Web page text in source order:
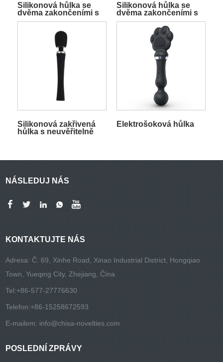
Silikonová hůlka se
dvěma zakončeními s
funkcí sání a vibrací
Silikonová hůlka se
dvěma zakončeními s
funkcí sání a vibrací
Růžově červená
Silikonová zakřivená
hůlka s neuvěřitelně
Elektrošoková hůlka
NÁSLEDUJ NÁS
KONTAKTUJTE NÁS
Adresa: Č. 69, Xinhe Road, Xinao Industrial District, Hongqiao
Town, Yueqing City, Zhejiang, Čína
Tel:+86-577-27776630
Telefon:+86-15258672593
E-mailem: info@chisa-novelties.com
POSLEDNÍ ZPRÁVY